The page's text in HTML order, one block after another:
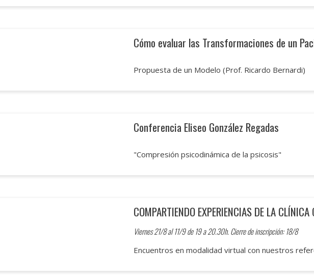
Cómo evaluar las Transformaciones de un
Propuesta de un Modelo (Prof. Ricardo Bernardi)
Conferencia Eliseo González Regadas
"Compresión psicodinámica de la psicosis"
COMPARTIENDO EXPERIENCIAS DE LA
Viernes 21/8 al 11/9 de 19 a 20.30h. Cierre de inscripción: 18/8
Encuentros en modalidad virtual con nuestros